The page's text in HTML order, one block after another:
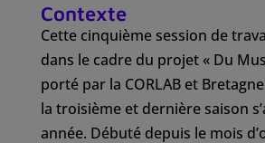
Contexte
Cette cinquième session de
dans le cadre du projet « Du
porté par la CORLAB et
la troisième et dernière saison
année. Débuté depuis le mois